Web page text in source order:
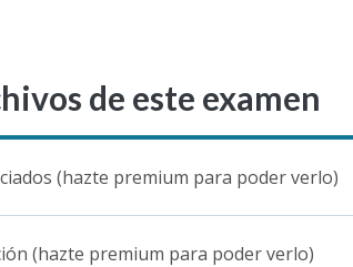
de este examen
(hazte premium para poder verlo)
(hazte premium para poder verlo)